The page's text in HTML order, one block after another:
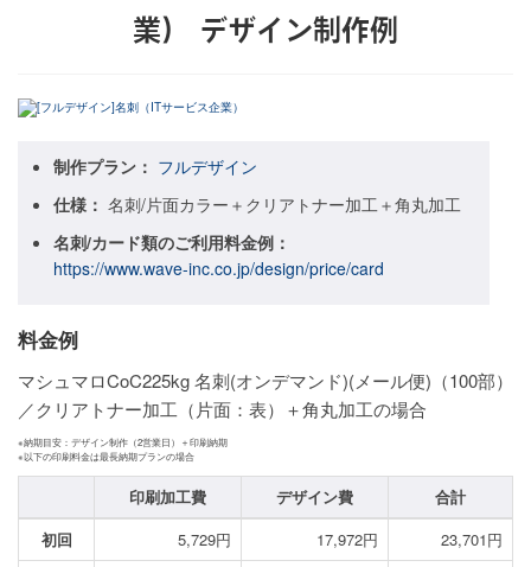
フルデザイン
写真からイラスト作成
デザイン制作例
ご利用料金
ご利用ガイド
キャンセルについて
FAQ（よくあるご質問）
資料をダウンロード
ご利用規約
業） デザイン制作例
制作プラン： フルデザイン
仕様： 名刺/片面カラー＋クリアトナー加工＋角丸加工
名刺/カード類のご利用料金例：
https://www.wave-inc.co.jp/design/price/card
料金例
マシュマロCoC225kg 名刺(オンデマンド)(メール便)（100部）
／クリアトナー加工（片面：表）＋角丸加工の場合
※納期目安：デザイン制作（2営業日）＋印刷納期
※以下の印刷料金は最長納期プランの場合
印刷加工費 デザイン費
合計
初回
5,729円 17,972円
23,701円